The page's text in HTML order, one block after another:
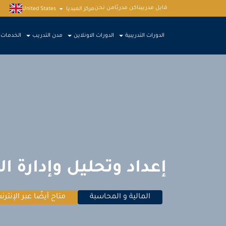
قابل مدربيناكن مدربًامن نحنمركز الميديا United States
الخدمات مدن التدريب الدورات الاونلاين الدورات التدريبية
إعداد وتحليل وإدارة
المالية و المحاسبة متاح أيضًا عبر